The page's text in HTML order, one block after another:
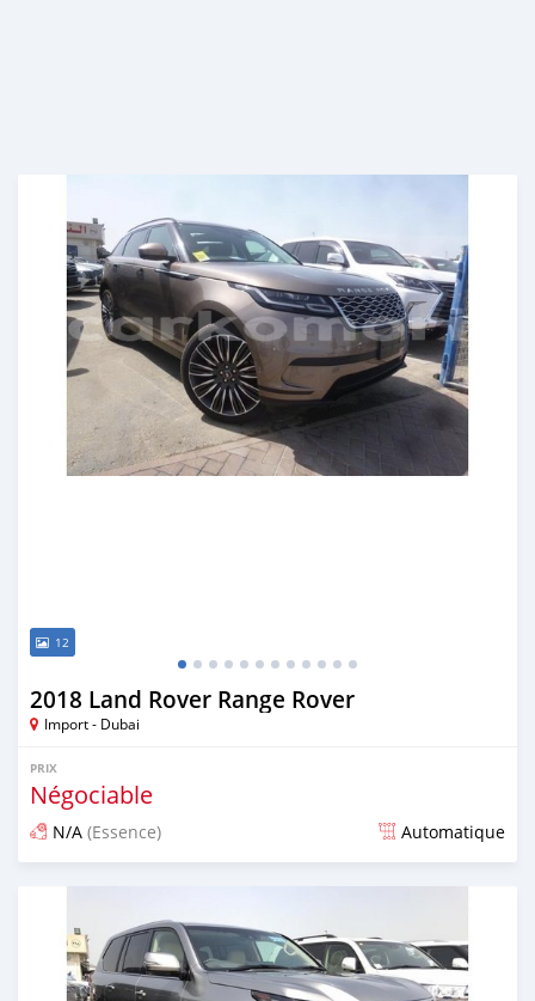
12
2018 Land Rover Range Rover
Import - Dubai
PRIX
Négociable
N/A (Essence) Automatique